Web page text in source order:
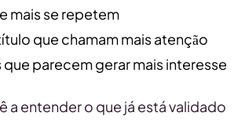
mais se repetem
que chamam mais atenção
parecem gerar mais interesse
a entender o que já está validado